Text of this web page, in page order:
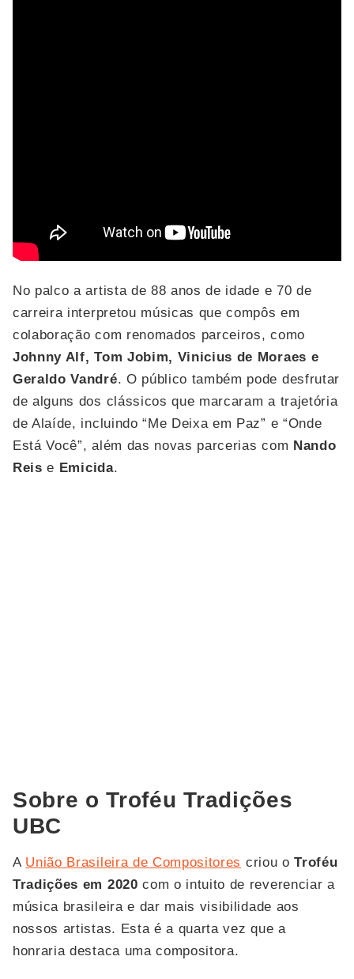
No palco a artista de 88 anos de idade e 70 de
carreira interpretou músicas que compôs em
colaboração com renomados parceiros, como
Johnny Alf, Tom Jobim, Vinicius de Moraes e
Geraldo Vandré. O público também pode desfrutar
de alguns dos clássicos que marcaram a trajetória
de Alaíde, incluindo “Me Deixa em Paz” e “Onde
Está Você”, além das novas parcerias com Nando
Reis e Emicida.
Sobre o Troféu Tradições
UBC
A União Brasileira de Compositores criou oTroféu
Tradições em 2020 com o intuito de reverenciar a
música brasileira e dar mais visibilidade aos
nossos artistas. Esta é a quarta vez que a
honraria destaca uma compositora.